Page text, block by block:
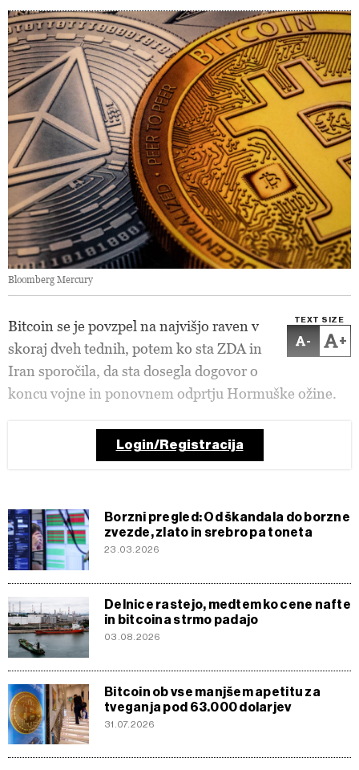
Bloomberg Mercury
TEXT SIZE
- +
Bitcoin se je povzpel na najvišjo raven v
skoraj dveh tednih, potem ko sta ZDA in
Iran sporočila, da sta dosegla dogovor o
koncu vojne in ponovnem odprtju Hormuške ožine.
Login/Registracija
Borzni pregled: Od škandala do borzne
zvezde, zlato in srebro pa toneta
23.03.2026
Delnice rastejo, medtem ko cene nafte
in bitcoina strmo padajo
03.08.2026
Bitcoin ob vse manjšem apetitu za
tveganja pod 63.000 dolarjev
31.07.2026